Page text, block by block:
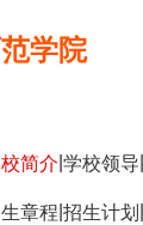
学院
简介 |学校领导
章程 |招生计划